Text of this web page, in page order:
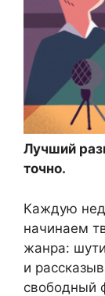
Лучший
точно.
Каждую
начинаем
жанра:
и
свободный